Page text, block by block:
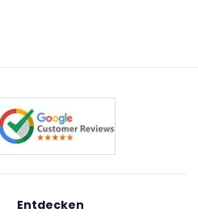
Entdecken